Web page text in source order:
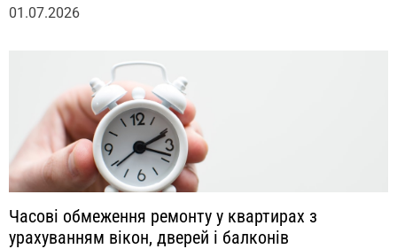
01.07.2026
Часові обмеження ремонту у квартирах з
урахуванням вікон, дверей і балконів